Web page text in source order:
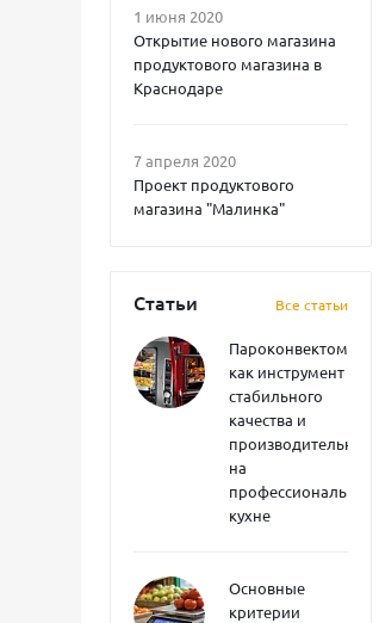
1 июня 2020
Открытие нового магазина
продуктового магазина в
Краснодаре
7 апреля 2020
Проект продуктового
магазина "Малинка"
Статьи Все статьи
Пароконвектоматы
как инструмент
стабильного
качества и
производительности
на
профессиональной
кухне
Основные
критерии